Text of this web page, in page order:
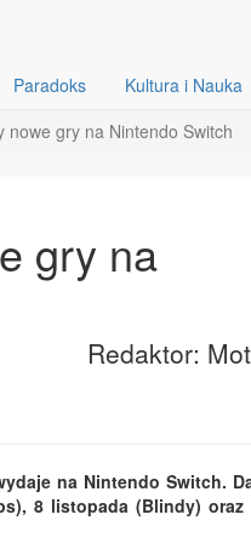
Paradoks
Kultura i Nauka
nowe gry na Nintendo Switch
gry na
Redaktor:
na Nintendo Switch.
8 listopada (Blindy) oraz